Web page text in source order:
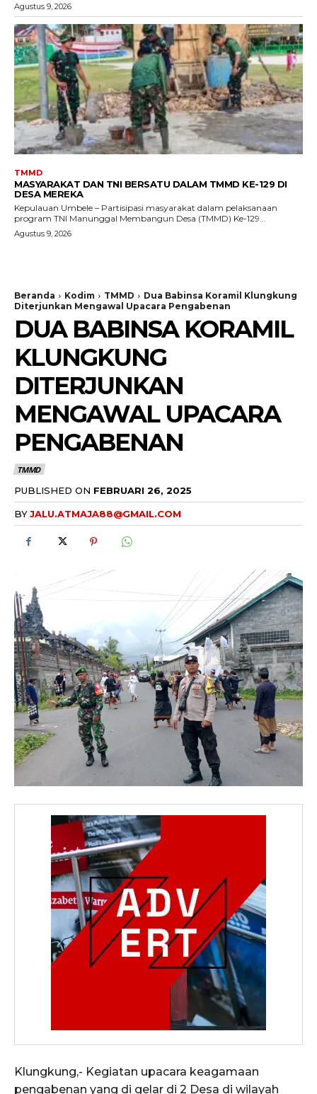
Agustus 9, 2026
TMMD
MASYARAKAT DAN TNI BERSATU DALAM TMMD KE-129 DI
DESA MEREKA
Kepulauan Umbele – Partisipasi masyarakat dalam pelaksanaan
program TNI Manunggal Membangun Desa (TMMD) Ke-129...
Agustus 9, 2026